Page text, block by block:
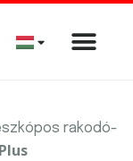
rakodó-